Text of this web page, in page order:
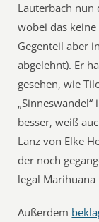
Lauterbach nun
wobei das
Gegenteil aber
abgelehnt). Er
gesehen, wie
besser, weiß
Lanz von Elke
der noch
legal
Außerdem